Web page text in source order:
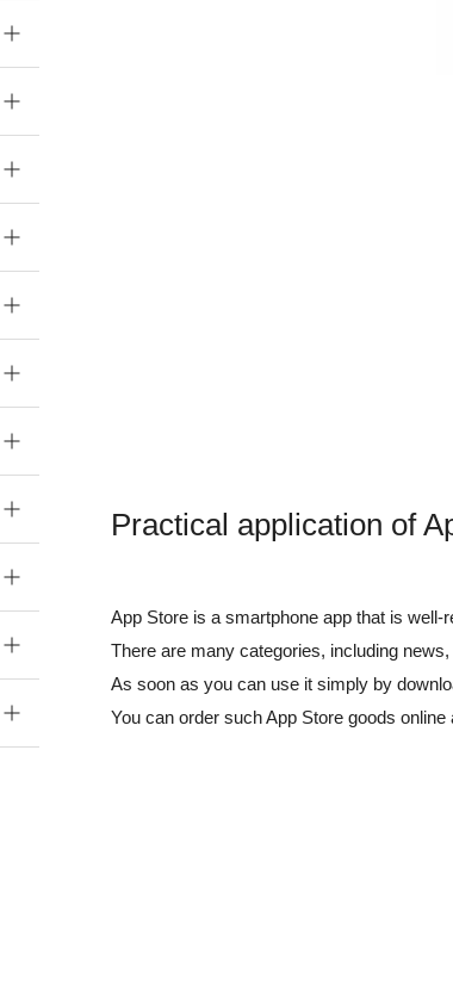
Practical application of
App Store is a smartphone app that is well-
There are many categories, including
As soon as you can use it simply by
You can order such App Store goods online